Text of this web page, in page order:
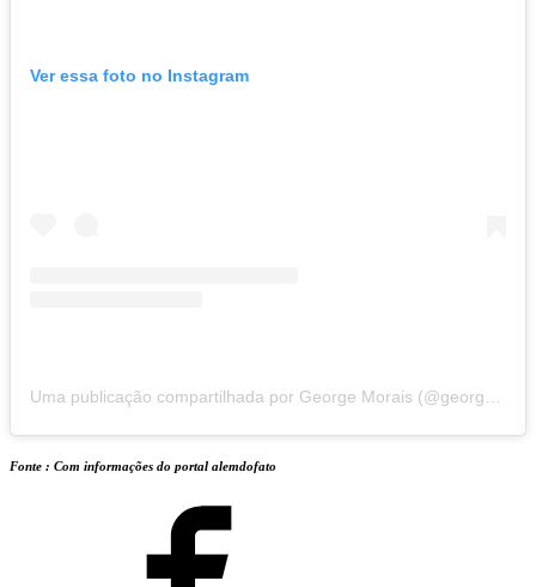
Ver essa foto no Instagram
Fonte : Com informações do portal alemdofato